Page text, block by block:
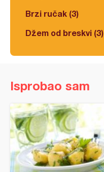
Brzi ručak (3)
Džem od breskvi (3)
Isprobao sam